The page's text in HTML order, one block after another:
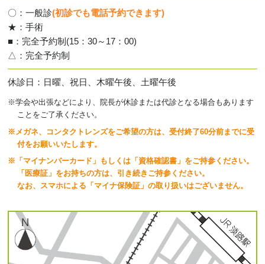
〇：一般診(初診でも電話予約できます)
★：手術
■：完全予約制(15：30～17：00)
△：完全予約制
休診日 日曜、祝日、木曜午後、土曜午後
※学会や出張などにより、院長が休診または代診となる場合もあります
ことをご了承ください。
※ メガネ、コンタクトレンズをご希望の方は、受付終了60分前までに受
付をお願いいたします。
※「マイナンバーカード」もしくは「資格確認書」をご持参ください。
「医療証」をお持ちの方は、引き続きご持参ください。
なお、スマホによる「マイナ保険証」の取り扱いはございません。